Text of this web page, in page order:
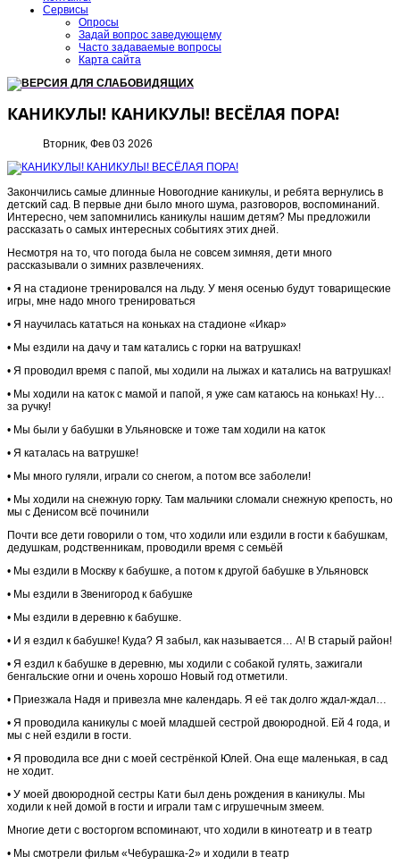
Сервисы
Опросы
Задай вопрос заведующему
Часто задаваемые вопросы
Карта сайта
ВЕРСИЯ ДЛЯ СЛАБОВИДЯЩИХ
КАНИКУЛЫ! КАНИКУЛЫ! ВЕСЁЛАЯ ПОРА!
Вторник, Фев 03 2026
Закончились самые длинные Новогодние каникулы, и ребята вернулись в
детский сад. В первые дни было много шума, разговоров, воспоминаний.
Интересно, чем запомнились каникулы нашим детям? Мы предложили
рассказать о самых интересных событиях этих дней.
Несмотря на то, что погода была не совсем зимняя, дети много
рассказывали о зимних развлечениях.
• Я на стадионе тренировался на льду. У меня осенью будут товарищеские
игры, мне надо много тренироваться
• Я научилась кататься на коньках на стадионе «Икар»
• Мы ездили на дачу и там катались с горки на ватрушках!
• Я проводил время с папой, мы ходили на лыжах и катались на ватрушках!
• Мы ходили на каток с мамой и папой, я уже сам катаюсь на коньках! Ну…
за ручку!
• Мы были у бабушки в Ульяновске и тоже там ходили на каток
• Я каталась на ватрушке!
• Мы много гуляли, играли со снегом, а потом все заболели!
• Мы ходили на снежную горку. Там мальчики сломали снежную крепость, но
мы с Денисом всё починили
Почти все дети говорили о том, что ходили или ездили в гости к бабушкам,
дедушкам, родственникам, проводили время с семьёй
• Мы ездили в Москву к бабушке, а потом к другой бабушке в Ульяновск
• Мы ездили в Звенигород к бабушке
• Мы ездили в деревню к бабушке.
• И я ездил к бабушке! Куда? Я забыл, как называется… А! В старый район!
• Я ездил к бабушке в деревню, мы ходили с собакой гулять, зажигали
бенгальские огни и очень хорошо Новый год отметили.
• Приезжала Надя и привезла мне календарь. Я её так долго ждал-ждал…
• Я проводила каникулы с моей младшей сестрой двоюродной. Ей 4 года, и
мы с ней ездили в гости.
• Я проводила все дни с моей сестрёнкой Юлей. Она еще маленькая, в сад
не ходит.
• У моей двоюродной сестры Кати был день рождения в каникулы. Мы
ходили к ней домой в гости и играли там с игрушечным змеем.
Многие дети с восторгом вспоминают, что ходили в кинотеатр и в театр
• Мы смотрели фильм «Чебурашка-2» и ходили в театр